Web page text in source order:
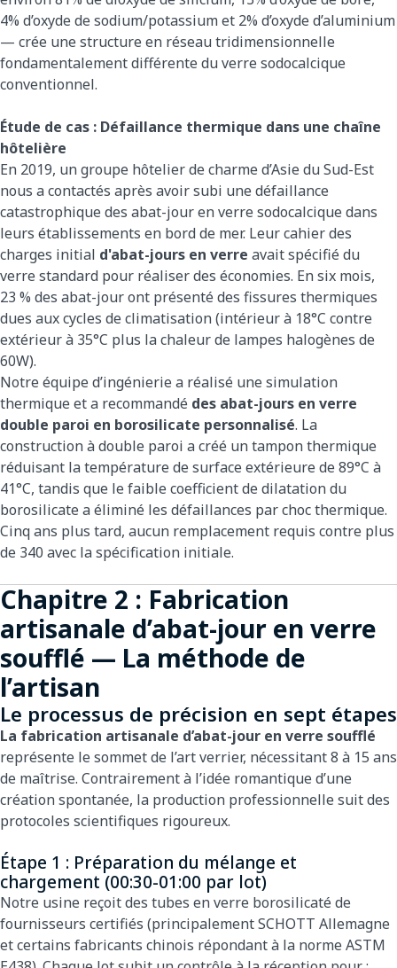
4% d’oxyde de sodium/potassium et 2% d’oxyde d’aluminium
— crée une structure en réseau tridimensionnelle
fondamentalement différente du verre sodocalcique
conventionnel.
Étude de cas : Défaillance thermique dans une chaîne
hôtelière
En 2019, un groupe hôtelier de charme d’Asie du Sud-Est
nous a contactés après avoir subi une défaillance
catastrophique des abat-jour en verre sodocalcique dans
leurs établissements en bord de mer. Leur cahier des
charges initial d'abat-jours en verre avait spécifié du
verre standard pour réaliser des économies. En six mois,
23 % des abat-jour ont présenté des fissures thermiques
dues aux cycles de climatisation (intérieur à 18°C contre
extérieur à 35°C plus la chaleur de lampes halogènes de
60W).
Notre équipe d’ingénierie a réalisé une simulation
thermique et a recommandé des abat-jours en verre
double paroi en borosilicate personnalisé. La
construction à double paroi a créé un tampon thermique
réduisant la température de surface extérieure de 89°C à
41°C, tandis que le faible coefficient de dilatation du
borosilicate a éliminé les défaillances par choc thermique.
Cinq ans plus tard, aucun remplacement requis contre plus
de 340 avec la spécification initiale.
Chapitre 2 : Fabrication
artisanale d’abat-jour en verre
soufflé — La méthode de
l’artisan
Le processus de précision en sept étapes
La fabrication artisanale d’abat-jour en verre soufflé
représente le sommet de l’art verrier, nécessitant 8 à 15 ans
de maîtrise. Contrairement à l’idée romantique d’une
création spontanée, la production professionnelle suit des
protocoles scientifiques rigoureux.
Étape 1 : Préparation du mélange et
chargement (00:30-01:00 par lot)
Notre usine reçoit des tubes en verre borosilicaté de
fournisseurs certifiés (principalement SCHOTT Allemagne
et certains fabricants chinois répondant à la norme ASTM